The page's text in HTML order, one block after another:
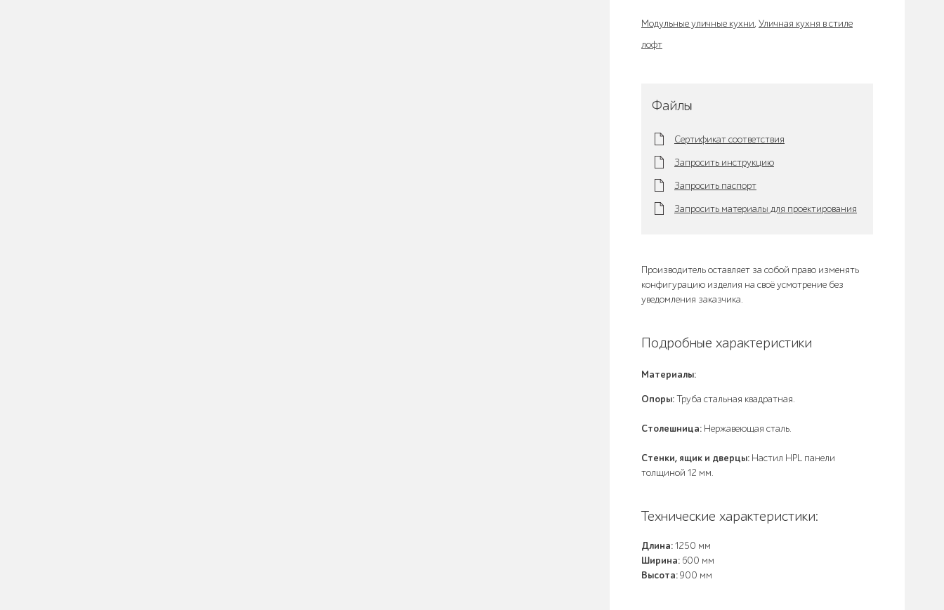
Модульные уличные кухни, Уличная кухня в стиле
лофт
Файлы
Сертификат соответствия
Запросить инструкцию
Запросить паспорт
Запросить материалы для проектирования
Производитель оставляет за собой право изменять
конфигурацию изделия на своё усмотрение без
уведомления заказчика.
Подробные характеристики
Материалы:
Опоры:Труба стальная квадратная.
Столешница: Нержавеющая сталь.
Стенки, ящик и дверцы: Настил HPL панели
толщиной 12 мм.
Технические характеристики:
Длина:1250 мм
Ширина: 600 мм
Высота:900 мм